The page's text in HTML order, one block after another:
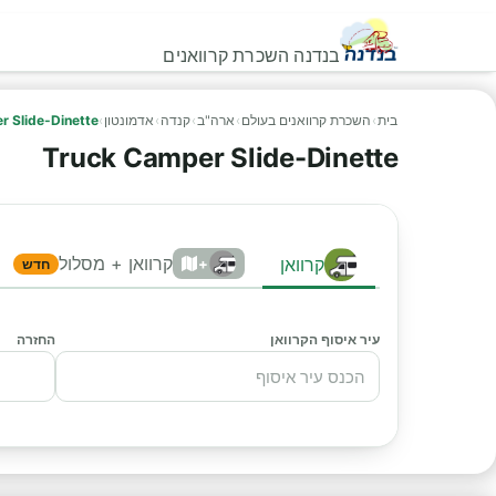
בנדנה השכרת קרוואנים
בית› השכרת קרוואנים בעולם › ארה"ב›קנדה › אדמונטון ›
Slide-Dinette
Truck Camper Slide-Dinette
קרוואן + קרוואן + מסלול חדש
עיר איסוף הקרוואן החזרה